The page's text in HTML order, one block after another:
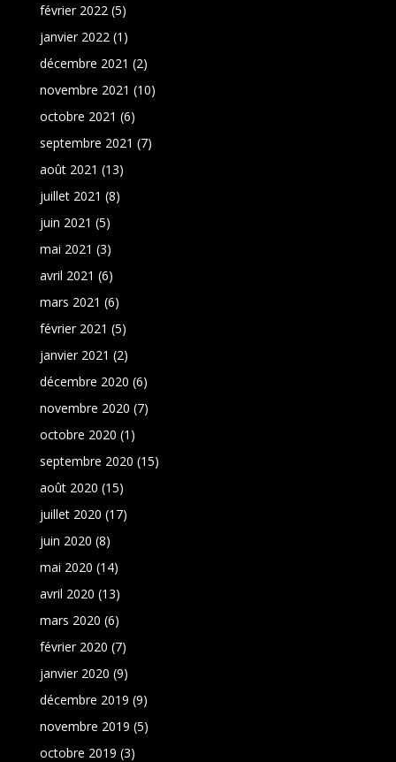
février 2022(5)
janvier 2022(1)
décembre 2021 (2)
novembre 2021 (10)
octobre 2021 (6)
septembre 2021 (7)
août 2021 (13)
juillet 2021 (8)
juin 2021 (5)
mai 2021 (3)
avril 2021 (6)
mars 2021 (6)
février 2021 (5)
janvier 2021 (2)
décembre 2020 (6)
novembre 2020 (7)
octobre 2020 (1)
septembre 2020 (15)
août 2020 (15)
juillet 2020 (17)
juin 2020 (8)
mai 2020 (14)
avril 2020 (13)
mars 2020 (6)
février 2020 (7)
janvier 2020 (9)
décembre 2019 (9)
novembre 2019 (5)
octobre 2019 (3)